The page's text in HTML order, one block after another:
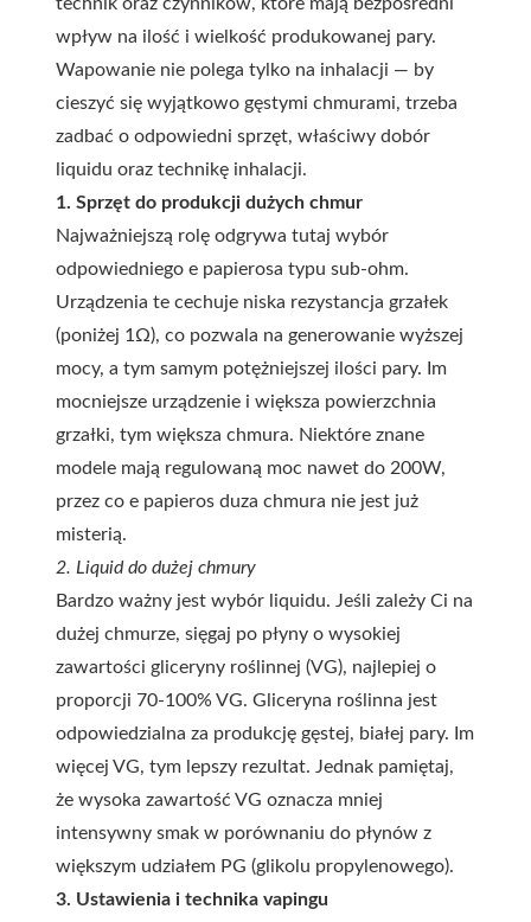
wpływ na ilość i wielkość produkowanej pary.
Wapowanie nie polega tylko na inhalacji — by
cieszyć się wyjątkowo gęstymi chmurami, trzeba
zadbać o odpowiedni sprzęt, właściwy dobór
liquidu oraz technikę inhalacji.
1. Sprzęt do produkcji dużych chmur
Najważniejszą rolę odgrywa tutaj wybór
odpowiedniego e papierosa typu sub-ohm.
Urządzenia te cechuje niska rezystancja grzałek
(poniżej 1Ω), co pozwala na generowanie wyższej
mocy, a tym samym potężniejszej ilości pary. Im
mocniejsze urządzenie i większa powierzchnia
grzałki, tym większa chmura. Niektóre znane
modele mają regulowaną moc nawet do 200W,
przez co e papieros duza chmura nie jest już
misterią.
2. Liquid do dużej chmury
Bardzo ważny jest wybór liquidu. Jeśli zależy Ci na
dużej chmurze, sięgaj po płyny o wysokiej
zawartości gliceryny roślinnej (VG), najlepiej o
proporcji 70-100% VG. Gliceryna roślinna jest
odpowiedzialna za produkcję gęstej, białej pary. Im
więcej VG, tym lepszy rezultat. Jednak pamiętaj,
że wysoka zawartość VG oznacza mniej
intensywny smak w porównaniu do płynów z
większym udziałem PG (glikolu propylenowego).
3. Ustawienia i technika vapingu